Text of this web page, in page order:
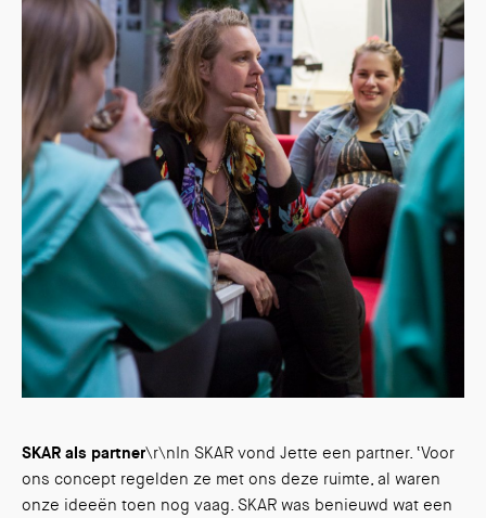
SKAR als partner\r\nIn SKAR vond Jette een partner. ‘Voor
ons concept regelden ze met ons deze ruimte, al waren
onze ideeën toen nog vaag. SKAR was benieuwd wat een